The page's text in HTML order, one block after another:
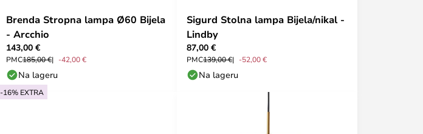
Brenda Stropna lampa Ø60 Bijela
- Arcchio
143,00 €
PMC185,00 € -42,00 €
Na lageru
Sigurd Stolna lampa Bijela/nikal -
Lindby
87,00 €
PMC139,00 € -52,00 €
Na lageru
-16% EXTRA